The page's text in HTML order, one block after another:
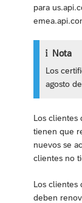
para
Nota
Los
agosto
Los clientes
tienen que
nuevos se
clientes no
Los clientes
deben